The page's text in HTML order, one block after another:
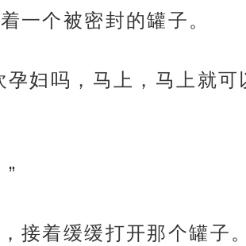
一个被密封的罐子。
孕妇吗，马上，马上就
接着缓缓打开那个罐子。